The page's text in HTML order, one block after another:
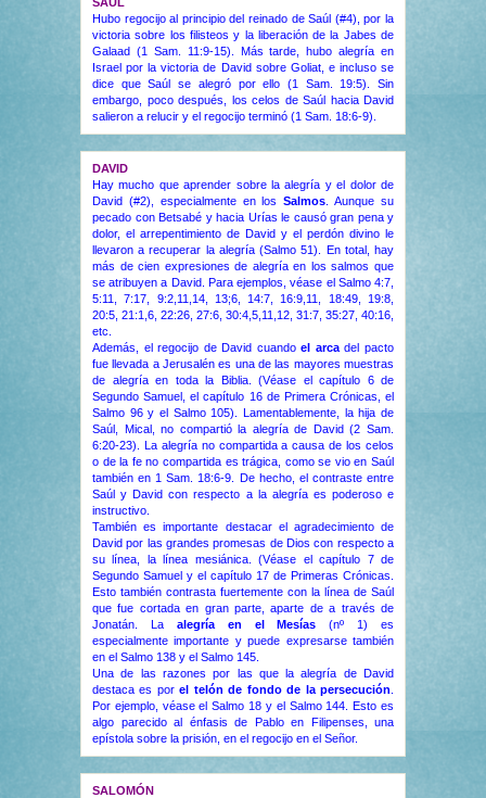
Hubo regocijo al principio del reinado de Saúl (#4), por la
victoria sobre los filisteos y la liberación de la Jabes de
Galaad (1 Sam. 11:9-15). Más tarde, hubo alegría en
Israel por la victoria de David sobre Goliat, e incluso se
dice que Saúl se alegró por ello (1 Sam. 19:5). Sin
embargo, poco después, los celos de Saúl hacia David
salieron a relucir y el regocijo terminó (1 Sam. 18:6-9).
DAVID
Hay mucho que aprender sobre la alegría y el dolor de
David (#2), especialmente en losSalmos . Aunque su
pecado con Betsabé y hacia Urías le causó gran pena y
dolor, el arrepentimiento de David y el perdón divino le
llevaron a recuperar la alegría (Salmo 51). En total, hay
más de cien expresiones de alegría en los salmos que
se atribuyen a David. Para ejemplos, véase el Salmo 4:7,
5:11, 7:17, 9:2,11,14, 13;6, 14:7, 16:9,11, 18:49, 19:8,
20:5, 21:1,6, 22:26, 27:6, 30:4,5,11,12, 31:7, 35:27, 40:16,
etc.
Además, el regocijo de David cuandoel arcadel pacto
fue llevada a Jerusalén es una de las mayores muestras
de alegría en toda la Biblia. (Véase el capítulo 6 de
Segundo Samuel, el capítulo 16 de Primera Crónicas, el
Salmo 96 y el Salmo 105). Lamentablemente, la hija de
Saúl, Mical, no compartió la alegría de David (2 Sam.
6:20-23). La alegría no compartida a causa de los celos
o de la fe no compartida es trágica, como se vio en Saúl
también en 1 Sam. 18:6-9. De hecho, el contraste entre
Saúl y David con respecto a la alegría es poderoso e
instructivo.
También es importante destacar el agradecimiento de
David por las grandes promesas de Dios con respecto a
su línea, la línea mesiánica. (Véase el capítulo 7 de
Segundo Samuel y el capítulo 17 de Primeras Crónicas.
Esto también contrasta fuertemente con la línea de Saúl
que fue cortada en gran parte, aparte de a través de
Jonatán. La alegría en el Mesías (nº 1) es
especialmente importante y puede expresarse también
en el Salmo 138 y el Salmo 145.
Una de las razones por las que la alegría de David
destaca es porel telón de fondo de la persecución
Por ejemplo, véase el Salmo 18 y el Salmo 144. Esto es
algo parecido al énfasis de Pablo en Filipenses, una
epístola sobre la prisión, en el regocijo en el Señor.
SALOMÓN